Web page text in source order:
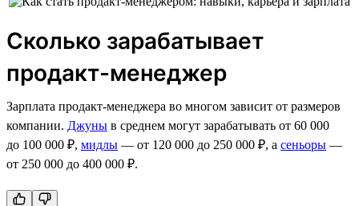
Сколько зарабатывает
продакт-менеджер
Зарплата продакт-менеджера во многом зависит от размеров
компании. Джуны в среднем могут зарабатывать от 60 000
до 100 000 ₽, мидлы — от 120 000 до 250 000 ₽, а сеньоры —
от 250 000 до 400 000 ₽.